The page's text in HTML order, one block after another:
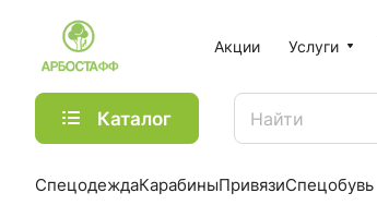
Акции Услуги
Каталог
СпецодеждаКарабиныПривязиСпецобувь